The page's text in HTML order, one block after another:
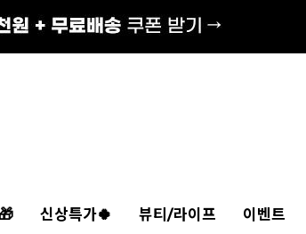
신상특가🍀 뷰티/라이프 이벤트